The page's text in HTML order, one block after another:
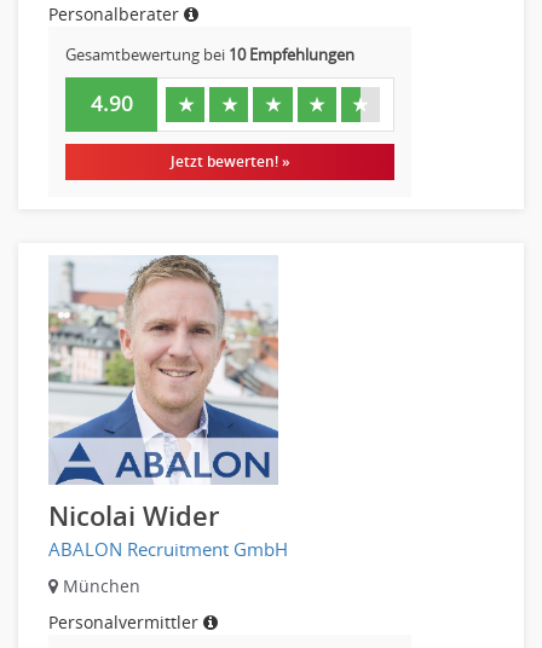
Personalberater
Gesamtbewertung bei 10 Empfehlungen
4.90 ★ ★ ★ ★ ★
Jetzt bewerten! »
Nicolai Wider
ABALON Recruitment GmbH
München
Personalvermittler